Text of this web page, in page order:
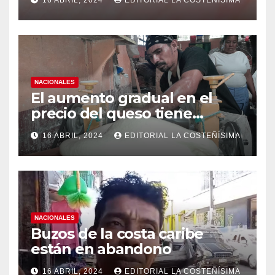
medidas ante el aumento de
casos de dengue
NACIONALES
El aumento gradual en el
precio del queso tiene
efectos a las Panaderias
16 ABRIL, 2024 EDITORIAL LA COSTEÑÍSIMA
NACIONALES
Buzos de la costa caribe
están en abandono
16 ABRIL, 2024 EDITORIAL LA COSTEÑÍSIMA